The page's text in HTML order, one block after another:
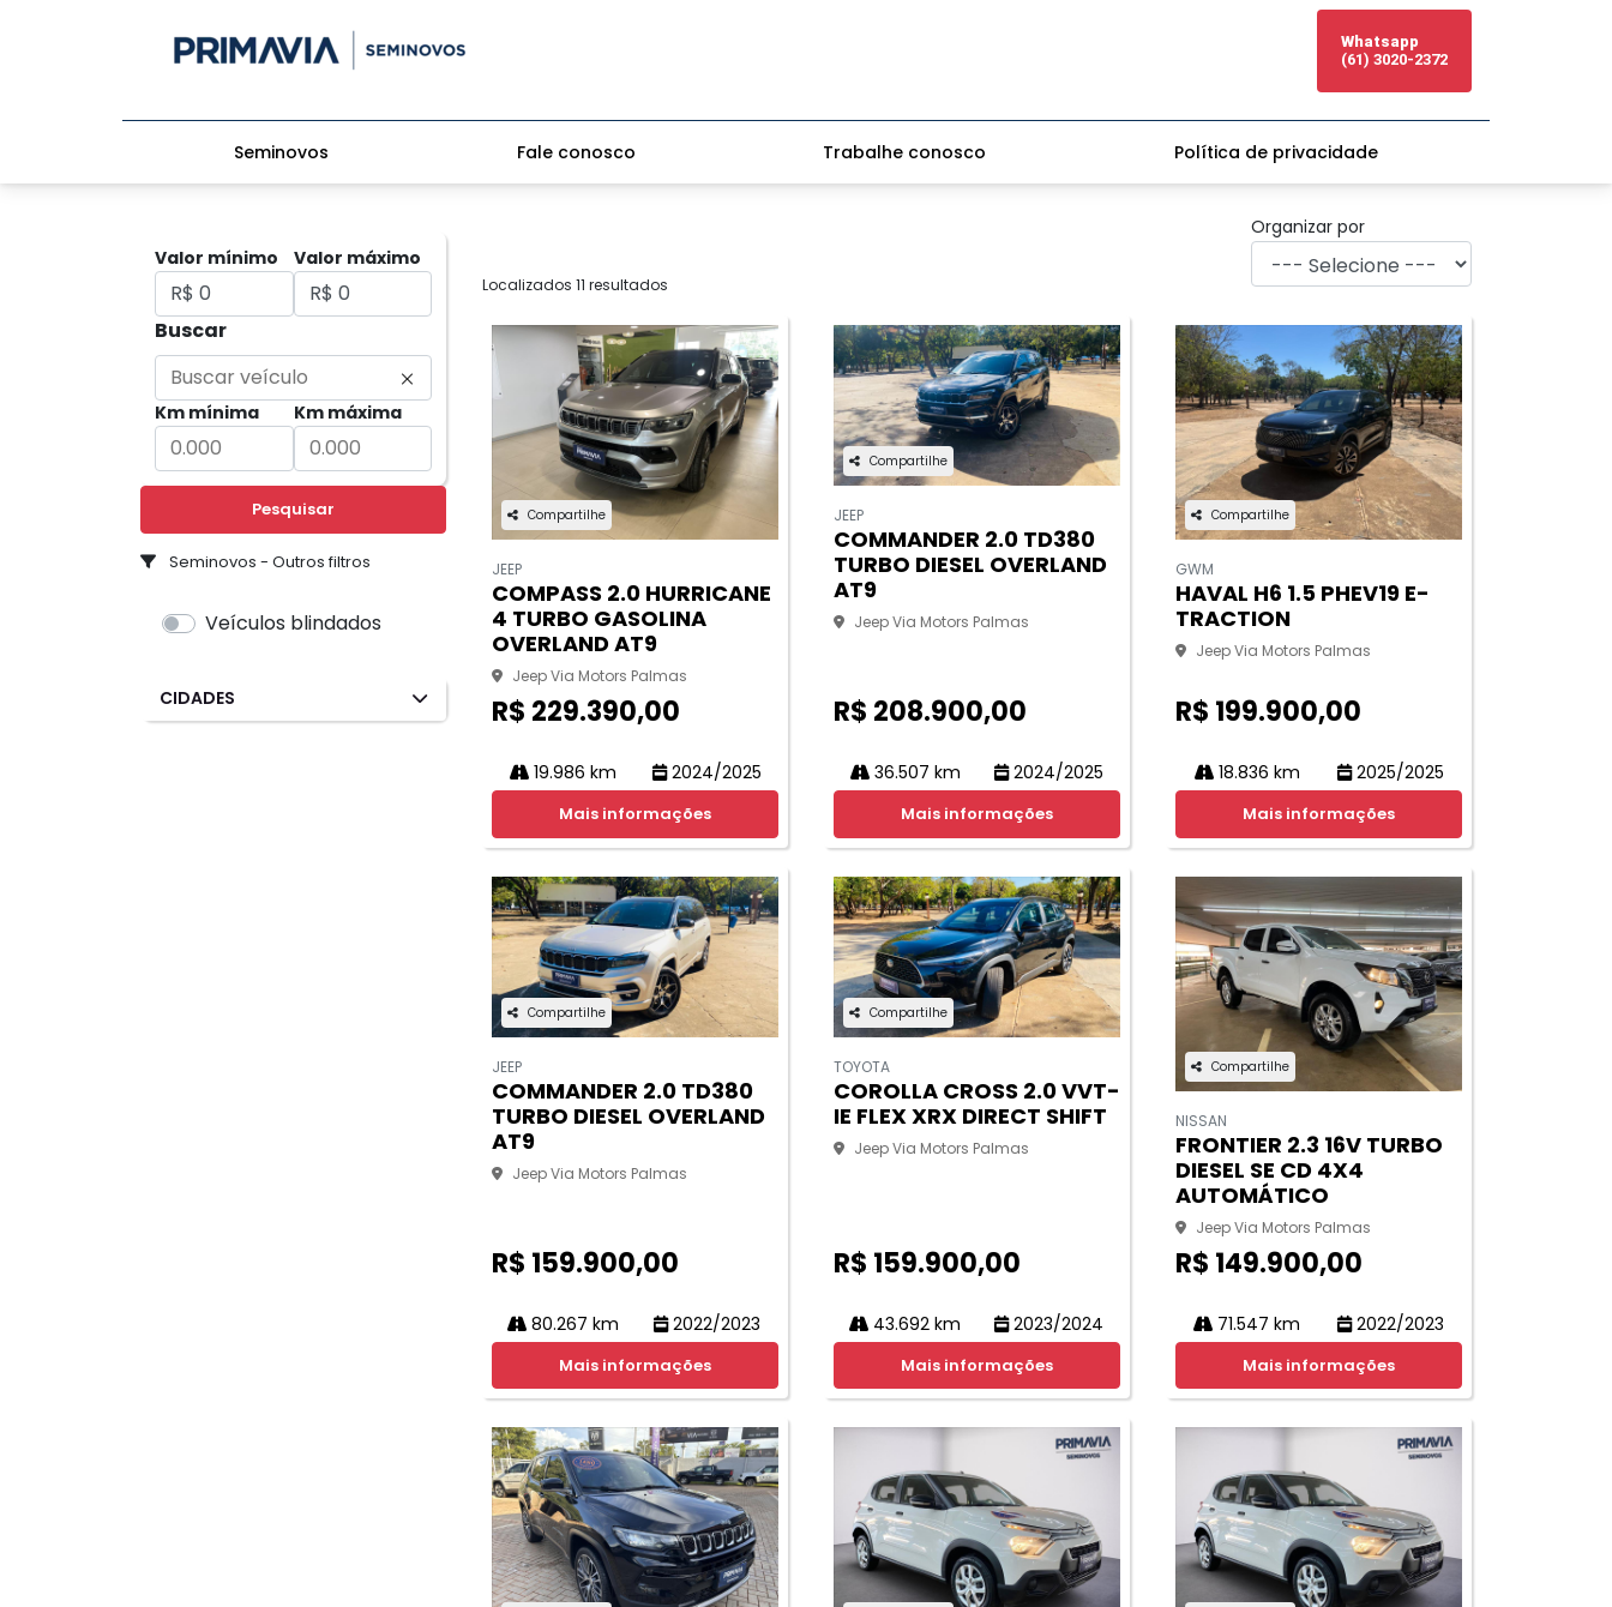
Whatsapp
(61) 3020-2372
Seminovos Fale conosco Trabalhe conosco Política de privacidade
Valor mínimo Valor máximo
Buscar
Km mínima Km máxima
Pesquisar
Seminovos - Outros filtros
Veículos blindados
CIDADES
Localizados 11 resultados
Organizar por
Compartilhe
JEEP
COMPASS 2.0 HURRICANE
4 TURBO GASOLINA
OVERLAND AT9
Jeep Via Motors Palmas
R$ 229.390,00
19.986 km 2024/2025
Mais informações
Compartilhe
JEEP
COMMANDER 2.0 TD380
TURBO DIESEL OVERLAND
AT9
Jeep Via Motors Palmas
R$ 208.900,00
36.507 km 2024/2025
Mais informações
Compartilhe
GWM
HAVAL H6 1.5 PHEV19 E-
TRACTION
Jeep Via Motors Palmas
R$ 199.900,00
18.836 km 2025/2025
Mais informações
Compartilhe
JEEP
COMMANDER 2.0 TD380
TURBO DIESEL OVERLAND
AT9
Jeep Via Motors Palmas
R$ 159.900,00
80.267 km 2022/2023
Mais informações
Compartilhe
TOYOTA
COROLLA CROSS 2.0 VVT-
IE FLEX XRX DIRECT SHIFT
Jeep Via Motors Palmas
R$ 159.900,00
43.692 km 2023/2024
Mais informações
Compartilhe
NISSAN
FRONTIER 2.3 16V TURBO
DIESEL SE CD 4X4
AUTOMÁTICO
Jeep Via Motors Palmas
R$ 149.900,00
71.547 km 2022/2023
Mais informações